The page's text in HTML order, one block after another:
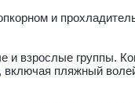
и
и взрослые группы.
включая пляжный